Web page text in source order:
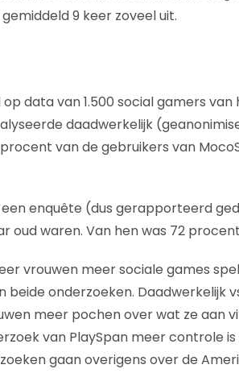
9 keer zoveel uit.
data van 1.500 social gamers van
daadwerkelijk
van de gebruikers van
enquête (dus gerapporteerd
oud waren. Van hen was 72
vrouwen meer sociale games
onderzoeken. Daadwerkelijk
meer pochen over wat ze aan
van PlaySpan meer controle
gaan overigens over de